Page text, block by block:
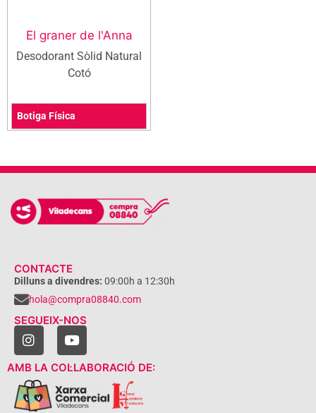
El graner de l'Anna
Desodorant Sòlid Natural
Cotó
Botiga Física
CONTACTE
Dilluns a divendres: 09:00h a 12:30h
hola@compra08840.com
SEGUEIX-NOS
AMB LA COL·LABORACIÓ DE: